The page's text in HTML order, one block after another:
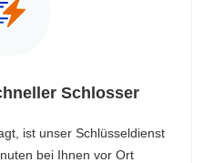
Schlosser
ist unser Schlüsseldienst
bei Ihnen vor Ort